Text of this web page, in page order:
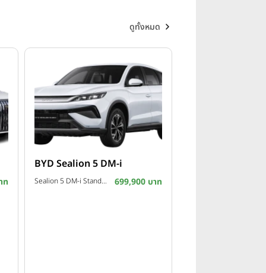
ดูทั้งหมด
ท
BYD Sealion 5 DM-i
Sealion 5 DM-i Standard ปี 2026 699,900 บาท